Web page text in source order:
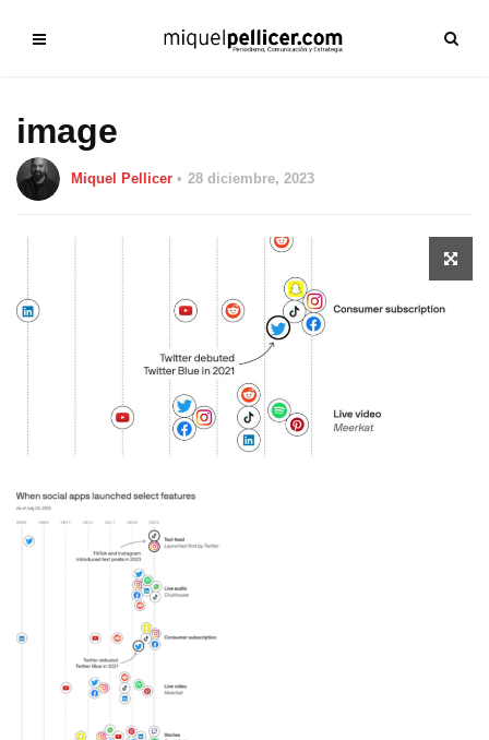
image
Miquel Pellicer 28 diciembre, 2023